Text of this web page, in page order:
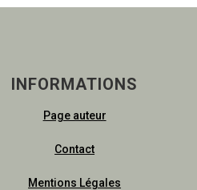
INFORMATIONS
Page auteur
Contact
Mentions Légales